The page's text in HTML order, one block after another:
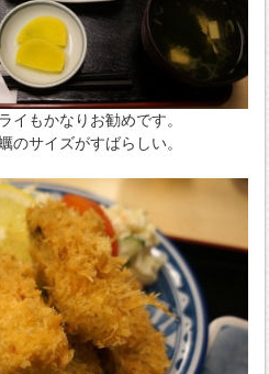
イもかなりお勧めです。
のサイズがすばらしい。